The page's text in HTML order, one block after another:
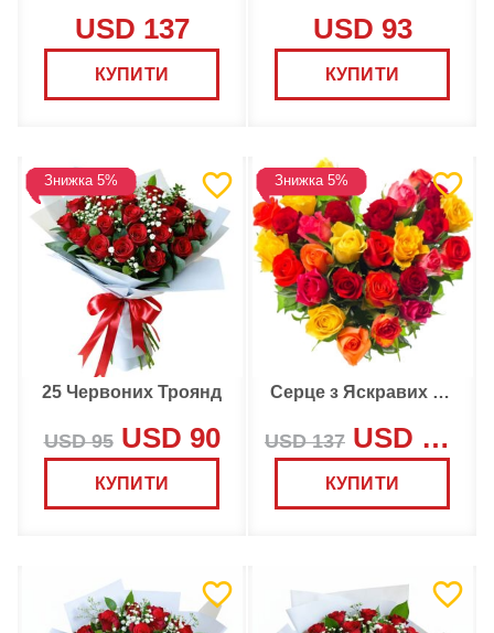
USD 137
КУПИТИ
USD 93
КУПИТИ
Знижка 5%
25 Червоних Троянд
USD 95USD 90
КУПИТИ
Знижка 5%
Серце з Яскравих Троянд
USD 137 USD 130
КУПИТИ